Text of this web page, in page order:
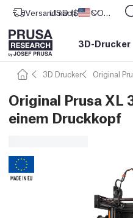
Versand nach Vereinigte
USD ($) CORE One L: Jetzt auf Lager!
3D-Drucker
3D Drucker Original
Original Prusa XL
einem Druckkopf